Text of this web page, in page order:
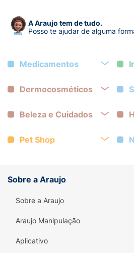
A Araujo tem de tudo.
Posso te ajudar de alguma
Medicamentos
Dermocosméticos
Beleza e Cuidados
Pet Shop
Sobre a Araujo
Sobre a Araujo
Araujo Manipulação
Aplicativo